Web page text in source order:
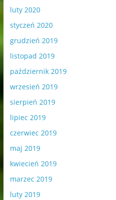
luty 2020
styczeń 2020
grudzień 2019
listopad 2019
październik 2019
wrzesień 2019
sierpień 2019
lipiec 2019
czerwiec 2019
maj 2019
kwiecień 2019
marzec 2019
luty 2019